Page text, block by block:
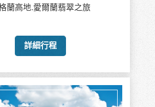
蘭高地.愛爾蘭翡翠之旅
詳細行程